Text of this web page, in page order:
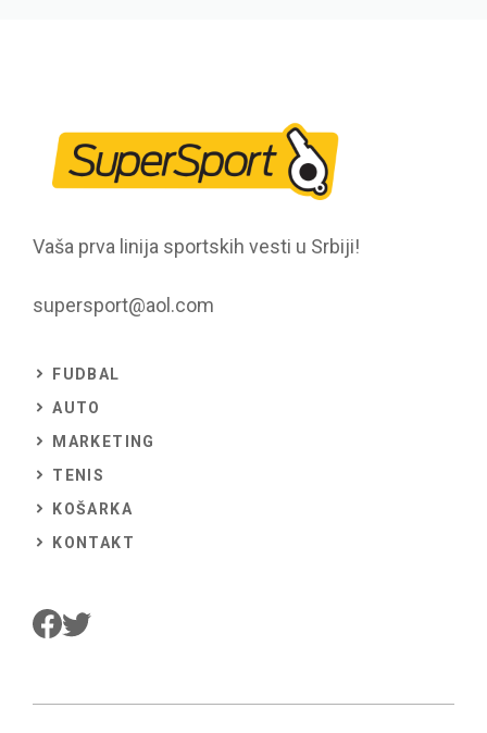
Vaša prva linija sportskih vesti u Srbiji!
supersport@aol.com
FUDBAL
AUTO
MARKETING
TENIS
KOŠARKA
KONTAKT